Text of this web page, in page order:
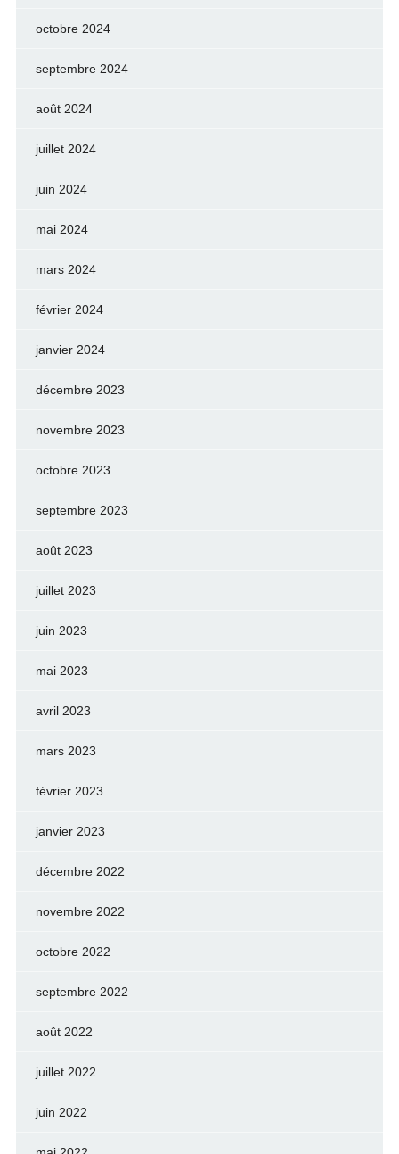
octobre 2024
septembre 2024
août 2024
juillet 2024
juin 2024
mai 2024
mars 2024
février 2024
janvier 2024
décembre 2023
novembre 2023
octobre 2023
septembre 2023
août 2023
juillet 2023
juin 2023
mai 2023
avril 2023
mars 2023
février 2023
janvier 2023
décembre 2022
novembre 2022
octobre 2022
septembre 2022
août 2022
juillet 2022
juin 2022